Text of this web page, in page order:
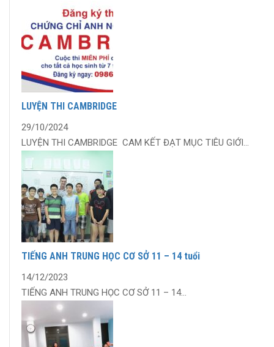
LUYỆN THI CAMBRIDGE
29/10/2024
LUYỆN THI CAMBRIDGE CAM KẾT ĐẠT MỤC TIÊU GIỚI...
TIẾNG ANH TRUNG HỌC CƠ SỞ 11 – 14 tuổi
14/12/2023
TIẾNG ANH TRUNG HỌC CƠ SỞ 11 – 14...